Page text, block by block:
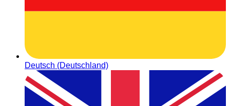
Deutsch (Deutschland)